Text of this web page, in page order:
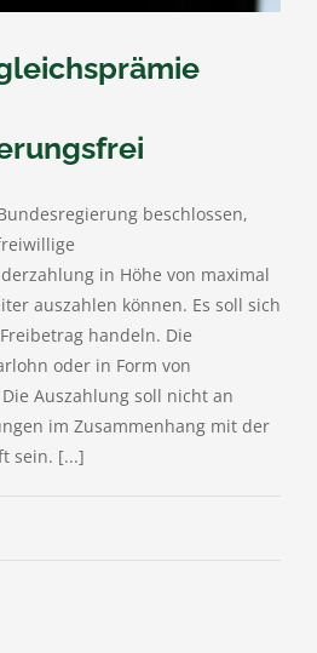
beschlossen,
in Höhe von maximal
auszahlen können. Es soll sich
handeln. Die
oder in Form von
Auszahlung soll nicht an
im Zusammenhang mit der
sein. [...]